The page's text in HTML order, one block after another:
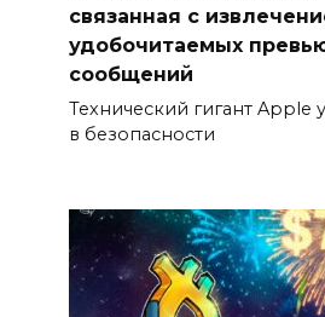
связанная с
удобочитаемых
сообщений
Технический гигант Apple
в безопасности